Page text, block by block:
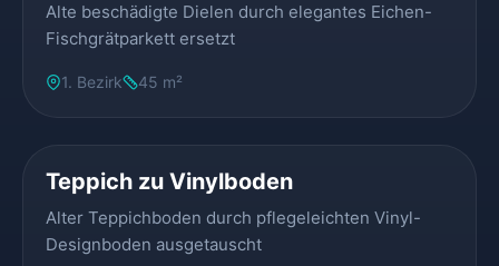
Alte beschädigte Dielen durch elegantes Eichen-
Fischgrätparkett ersetzt
1. Bezirk 45 m²
Teppich zu Vinylboden
Alter Teppichboden durch pflegeleichten Vinyl-
Designboden ausgetauscht